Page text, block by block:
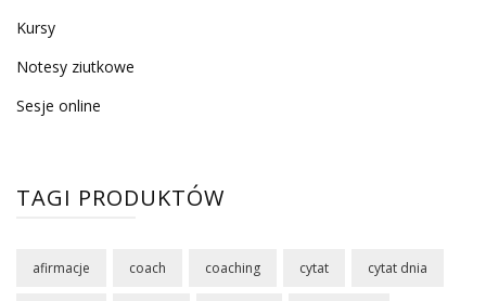
Kursy
Notesy ziutkowe
Sesje online
TAGI PRODUKTÓW
afirmacje coach coaching cytat cytat dnia